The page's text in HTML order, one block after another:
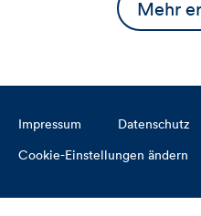
Mehr
Impressum Datenschutz
Cookie-Einstellungen ändern